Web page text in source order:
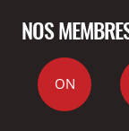
NOS
ON